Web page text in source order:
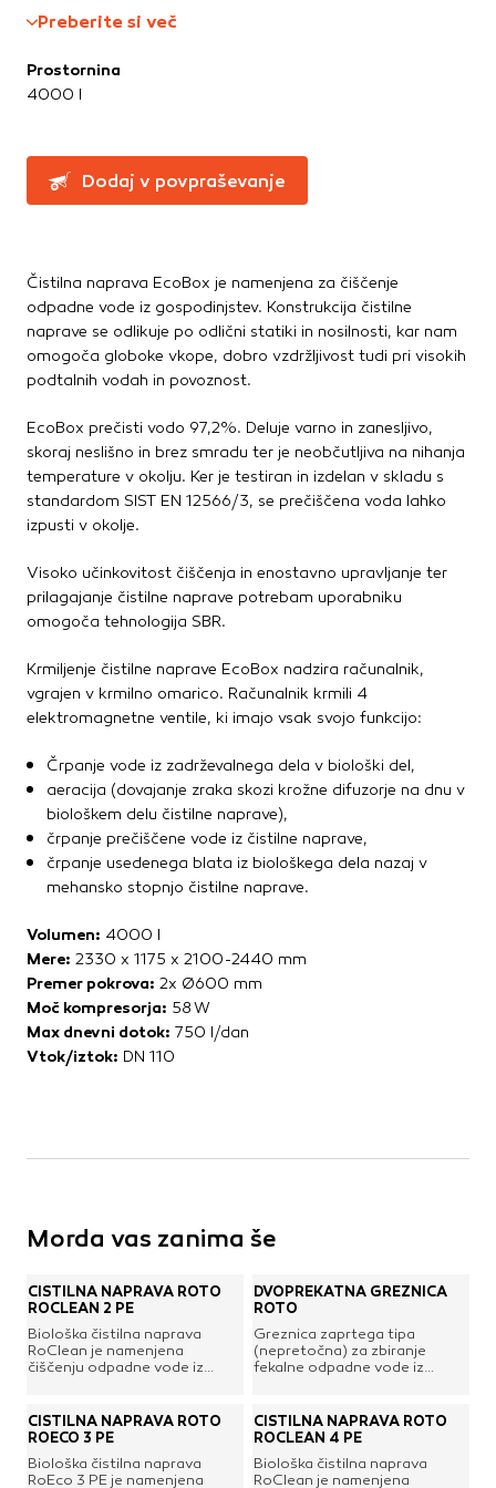
LTŽ pokrovi, oljni jaški, kovinski jaški
PVC jaški
pohištvo
Notranja vrata
Stopnice
Strešna okna
Zunanja vrata
Betonske kritine
Dodatki za streho
Kovinske kritine
Opečne kritine
Ostale kritine
Strešna izolacija
gradnja
Dodatki za suho gradnjo
Izravnalne mase za stene in strop
Mavčne plošče
OSB plošče
Ostale plošče za suho gradnjo
Profili in kotniki
Spuščeni stropovi
Preberite si več
Prostornina
4000 l
Dodaj v povpraševanje
Čistilna naprava EcoBox je namenjena za čiščenje
odpadne vode iz gospodinjstev. Konstrukcija čistilne
naprave se odlikuje po odlični statiki in nosilnosti, kar nam
omogoča globoke vkope, dobro vzdržljivost tudi pri visokih
podtalnih vodah in povoznost.
EcoBox prečisti vodo 97,2%. Deluje varno in zanesljivo,
skoraj neslišno in brez smradu ter je neobčutljiva na nihanja
temperature v okolju. Ker je testiran in izdelan v skladu s
standardom SIST EN 12566/3, se prečiščena voda lahko
izpusti v okolje.
Visoko učinkovitost čiščenja in enostavno upravljanje ter
prilagajanje čistilne naprave potrebam uporabniku
omogoča tehnologija SBR.
Krmiljenje čistilne naprave EcoBox nadzira računalnik,
vgrajen v krmilno omarico. Računalnik krmili 4
elektromagnetne ventile, ki imajo vsak svojo funkcijo:
Črpanje vode iz zadrževalnega dela v biološki del,
aeracija (dovajanje zraka skozi krožne difuzorje na dnu v
biološkem delu čistilne naprave),
črpanje prečiščene vode iz čistilne naprave,
črpanje usedenega blata iz biološkega dela nazaj v
mehansko stopnjo čistilne naprave.
Volumen: 4000 l
Mere: 2330 x 1175 x 2100-2440 mm
Premer pokrova: 2x Ø600 mm
Moč kompresorja: 58 W
Max dnevni dotok: 750 l/dan
Vtok/iztok: DN 110
Morda vas zanima še
ČISTILNA NAPRAVA ROTO
ROCLEAN 2 PE
Biološka čistilna naprava
RoClean je namenjena
čiščenju odpadne vode iz
krmiljena čistilna naprava ima
avtomatsko regulacijo in
vode. Roto čistilna naprava
izpolnjuje vse predpisane
DVOPREKATNA GREZNICA
ROTO
Greznica zaprtega tipa
(nepretočna) za zbiranje
fekalne odpadne vode iz
adaptacijah obstoječih
stanovanjskih ali počitniških
cmProstornina: 3500 l
ČISTILNA NAPRAVA ROTO
ROECO 3 PE
Biološka čistilna naprava
RoEco 3 PE je namenjena
ČISTILNA NAPRAVA ROTO
ROCLEAN 4 PE
Biološka čistilna naprava
RoClean je namenjena
Partnerska oglaševalska podjetja jih lahko uporabljajo za
prikazovanje ustreznih oglasov na drugih spletnih mestih.
Pri delu uporabljajo edinstveno prepoznavanje vašega
ne boste deležni našega ciljnega spletnega oglaševanja.
DOVOLI VSE